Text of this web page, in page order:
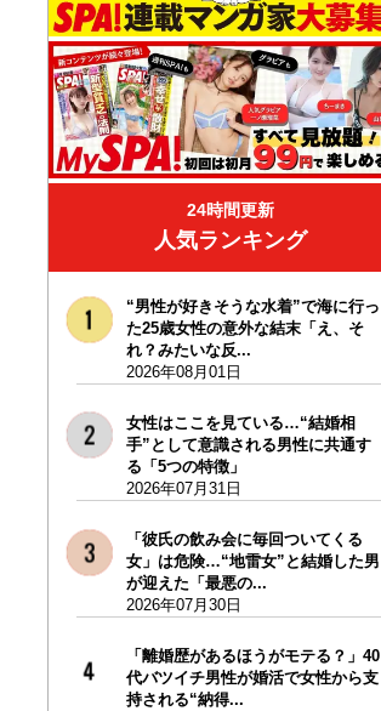
24時間更新
人気ランキング
“男性が好きそうな水着”で海に行っ
た25歳女性の意外な結末「え、そ
れ？みたいな反...
2026年08月01日
女性はここを見ている…“結婚相
手”として意識される男性に共通す
る「5つの特徴」
2026年07月31日
「彼氏の飲み会に毎回ついてくる
女」は危険…“地雷女”と結婚した男
が迎えた「最悪の...
2026年07月30日
「離婚歴があるほうがモテる？」40
代バツイチ男性が婚活で女性から支
持される“納得...